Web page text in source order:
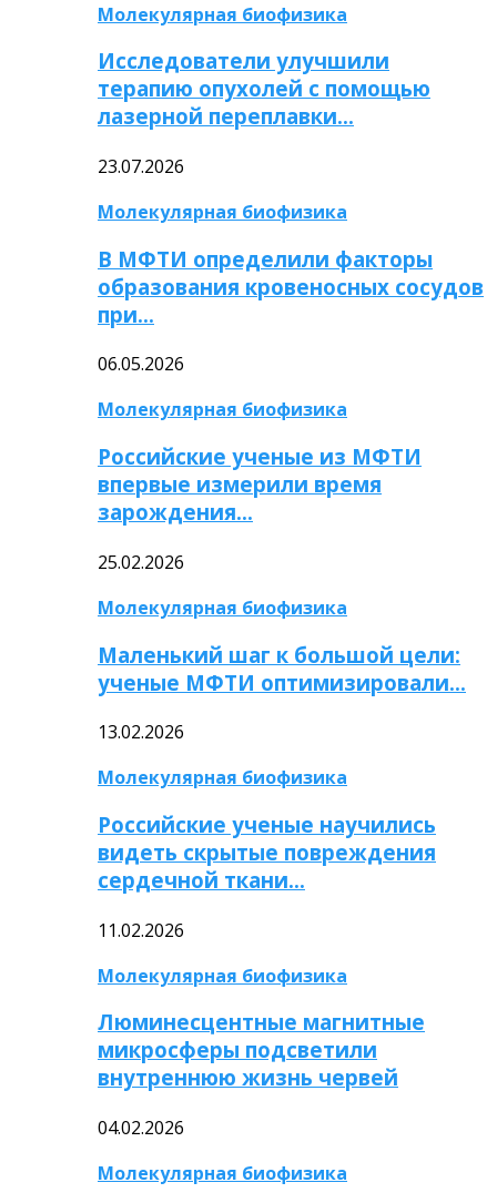
Молекулярная биофизика
Исследователи улучшили
терапию опухолей с помощью
лазерной переплавки…
23.07.2026
Молекулярная биофизика
В МФТИ определили факторы
образования кровеносных сосудов
при…
06.05.2026
Молекулярная биофизика
Российские ученые из МФТИ
впервые измерили время
зарождения…
25.02.2026
Молекулярная биофизика
Маленький шаг к большой цели:
ученые МФТИ оптимизировали…
13.02.2026
Молекулярная биофизика
Российские ученые научились
видеть скрытые повреждения
сердечной ткани…
11.02.2026
Молекулярная биофизика
Люминесцентные магнитные
микросферы подсветили
внутреннюю жизнь червей
04.02.2026
Молекулярная биофизика